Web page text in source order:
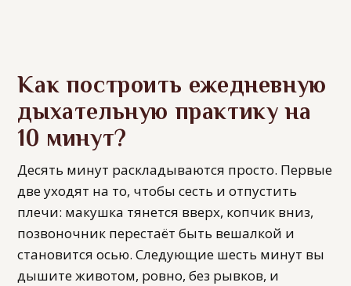
Как построить ежедневную
дыхательную практику на
10 минут?
Десять минут раскладываются просто. Первые
две уходят на то, чтобы сесть и отпустить
плечи: макушка тянется вверх, копчик вниз,
позвоночник перестаёт быть вешалкой и
становится осью. Следующие шесть минут вы
дышите животом, ровно, без рывков, и